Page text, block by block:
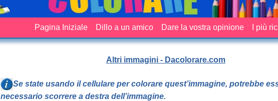
Pagina Iniziale Dillo a un amico Dare la vostra opinione I più
Altri immagini - Dacolorare.com
Se state usando il cellulare per colorare quest’immagine, potrebbe
necessario scorrere a destra dell’immagine.